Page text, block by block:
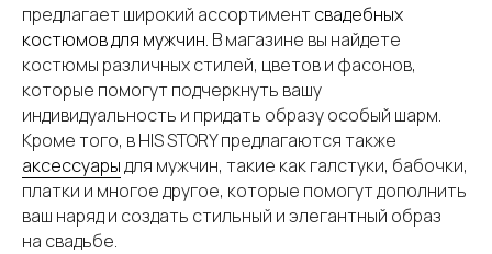
предлагает широкий ассортиментсвадебных
костюмов для мужчин. В магазине вы найдете
костюмы различных стилей, цветов и фасонов,
которые помогут подчеркнуть вашу
индивидуальность и придать образу особый шарм.
Кроме того, в HIS STORY предлагаются также
аксессуарыдля мужчин, такие как галстуки, бабочки,
платки и многое другое, которые помогут дополнить
ваш наряд и создать стильный и элегантный образ
на свадьбе.